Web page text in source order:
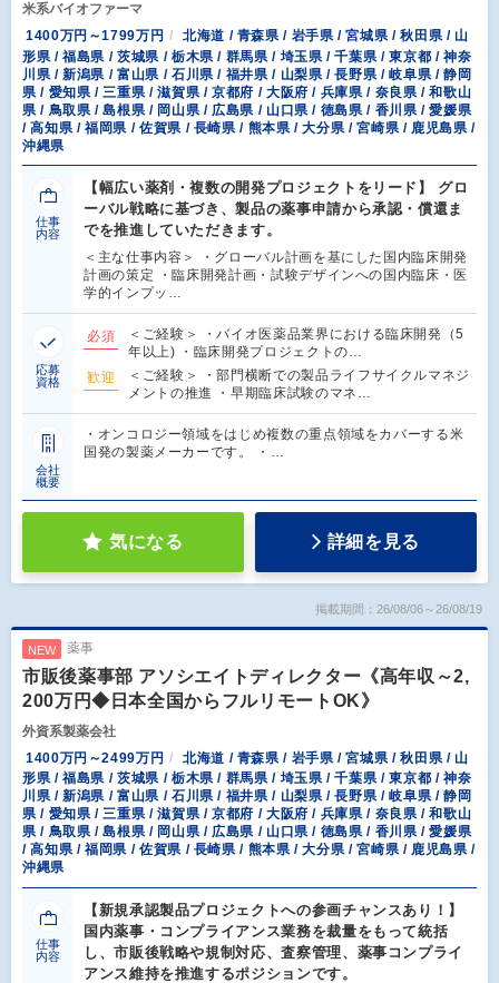
米系バイオファーマ
1400万円～1799万円
北海道 / 青森県 / 岩手県 / 宮城県 / 秋田県 / 山
形県 / 福島県 / 茨城県 / 栃木県 / 群馬県 / 埼玉県 / 千葉県 / 東京都 / 神奈
川県 / 新潟県 / 富山県 / 石川県 / 福井県 / 山梨県 / 長野県 / 岐阜県 / 静岡
県 / 愛知県 / 三重県 / 滋賀県 / 京都府 / 大阪府 / 兵庫県 / 奈良県 / 和歌山
県 / 鳥取県 / 島根県 / 岡山県 / 広島県 / 山口県 / 徳島県 / 香川県 / 愛媛県
/ 高知県 / 福岡県 / 佐賀県 / 長崎県 / 熊本県 / 大分県 / 宮崎県 / 鹿児島県 /
沖縄県
仕事
内容
【幅広い薬剤・複数の開発プロジェクトをリード】 グロ
ーバル戦略に基づき、製品の薬事申請から承認・償還ま
でを推進していただきます。
＜主な仕事内容＞ ・グローバル計画を基にした国内臨床開発
計画の策定 ・臨床開発計画・試験デザインへの国内臨床・医
学的インプッ…
応募
資格
必須
＜ご経験＞ ・バイオ医薬品業界における臨床開発（5
年以上) ・臨床開発プロジェクトの…
歓迎
＜ご経験＞ ・部門横断での製品ライフサイクルマネジ
メントの推進 ・早期臨床試験のマネ…
会社
概要
・オンコロジー領域をはじめ複数の重点領域をカバーする米
国発の製薬メーカーです。 ・…
気になる 詳細を見る
掲載期間：26/08/06～26/08/19
NEW 薬事
市販後薬事部 アソシエイトディレクター《高年収～2,
200万円◆日本全国からフルリモートOK》
外資系製薬会社
1400万円～2499万円
北海道 / 青森県 / 岩手県 / 宮城県 / 秋田県 / 山
形県 / 福島県 / 茨城県 / 栃木県 / 群馬県 / 埼玉県 / 千葉県 / 東京都 / 神奈
川県 / 新潟県 / 富山県 / 石川県 / 福井県 / 山梨県 / 長野県 / 岐阜県 / 静岡
県 / 愛知県 / 三重県 / 滋賀県 / 京都府 / 大阪府 / 兵庫県 / 奈良県 / 和歌山
県 / 鳥取県 / 島根県 / 岡山県 / 広島県 / 山口県 / 徳島県 / 香川県 / 愛媛県
/ 高知県 / 福岡県 / 佐賀県 / 長崎県 / 熊本県 / 大分県 / 宮崎県 / 鹿児島県 /
沖縄県
仕事
内容
【新規承認製品プロジェクトへの参画チャンスあり！】
国内薬事・コンプライアンス業務を裁量をもって統括
し、市販後戦略や規制対応、査察管理、薬事コンプライ
アンス維持を推進するポジションです。